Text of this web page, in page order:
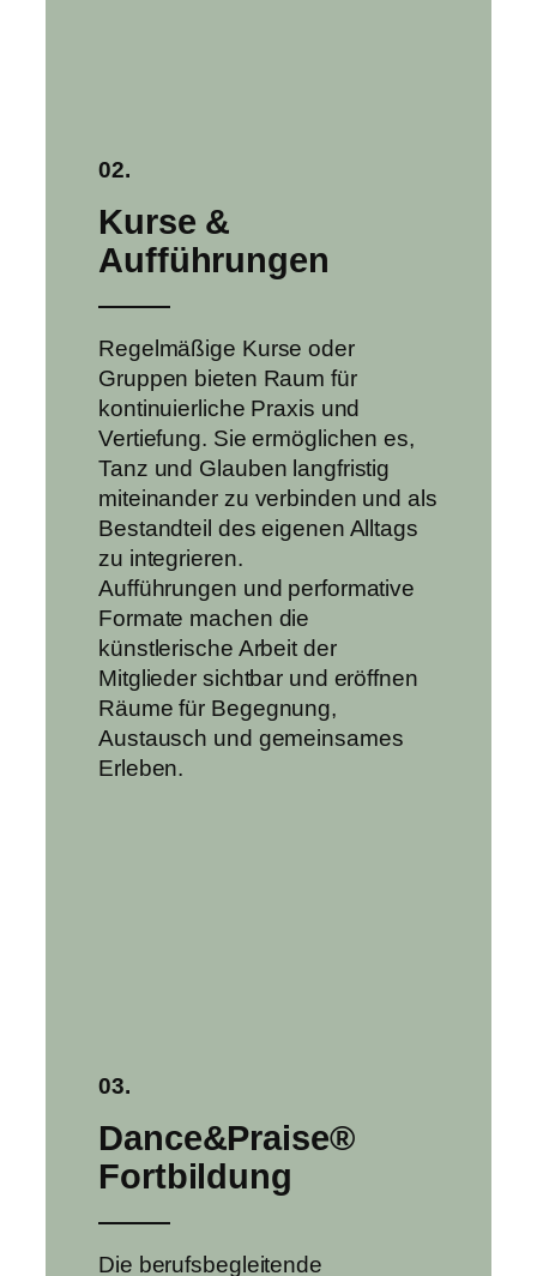
02.
Kurse &
Aufführungen
Regelmäßige Kurse oder
Gruppen bieten Raum für
kontinuierliche Praxis und
Vertiefung. Sie ermöglichen es,
Tanz und Glauben langfristig
miteinander zu verbinden und als
Bestandteil des eigenen Alltags
zu integrieren.
Aufführungen und performative
Formate machen die
künstlerische Arbeit der
Mitglieder sichtbar und eröffnen
Räume für Begegnung,
Austausch und gemeinsames
Erleben.
03.
Dance&Praise®
Fortbildung
Die berufsbegleitende